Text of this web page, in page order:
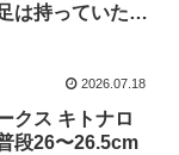
は持っていたい
2026.07.18
クス キトナロ
段26〜26.5cm